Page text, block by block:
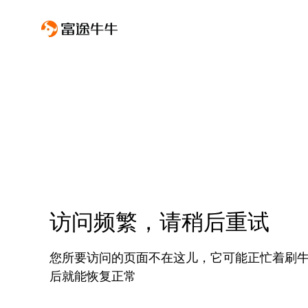
访问频繁，请稍后重试
您所要访问的页面不在这儿，它可能正忙着刷
后就能恢复正常